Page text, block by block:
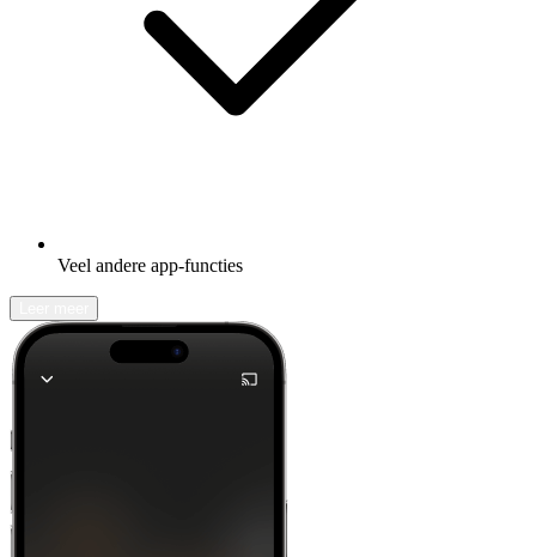
Veel andere app-functies